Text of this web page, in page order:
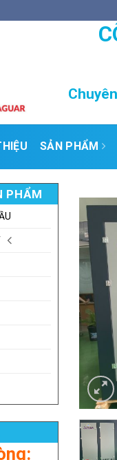
SẢN PHẨM
PHẨM